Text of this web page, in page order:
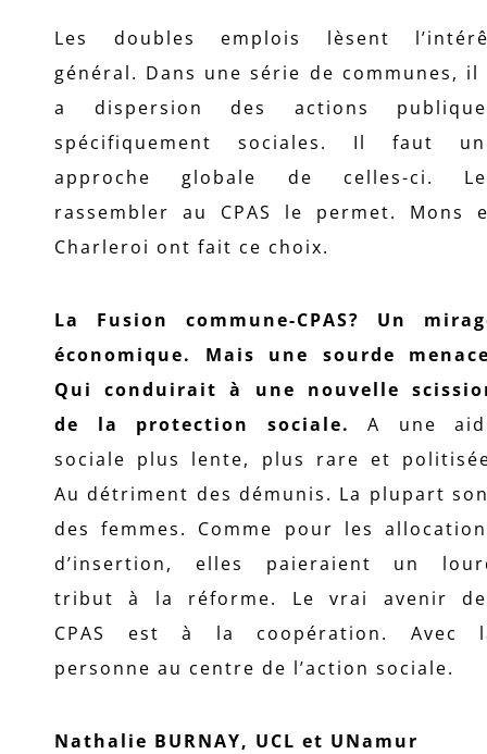
Les doubles emplois lèsent
général. Dans une série de communes, il
a dispersion des actions
spécifiquement sociales. Il faut
approche globale de celles-ci.
rassembler au CPAS le permet. Mons
Charleroi ont fait ce choix.
La Fusion commune-CPAS? Un
économique. Mais une sourde
Qui conduirait à une nouvelle
de la protection sociale.
A une
sociale plus lente, plus rare et
Au détriment des démunis. La plupart
des femmes. Comme pour les
d’insertion, elles paieraient un
tribut à la réforme. Le vrai avenir
CPAS est à la coopération. Avec
personne au centre de l’action sociale.
Nathalie BURNAY, UCL et UNamur